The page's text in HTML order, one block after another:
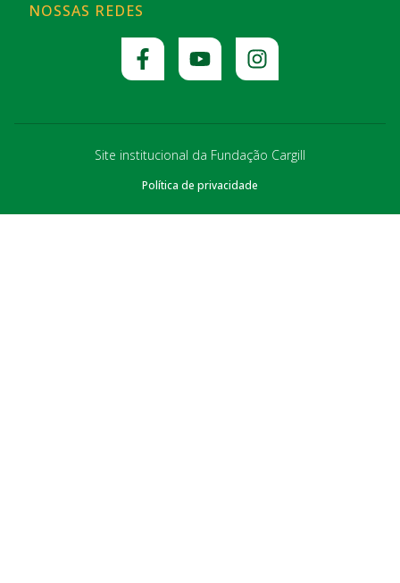
NOSSAS REDES
Site institucional da Fundação Cargill
Política de privacidade